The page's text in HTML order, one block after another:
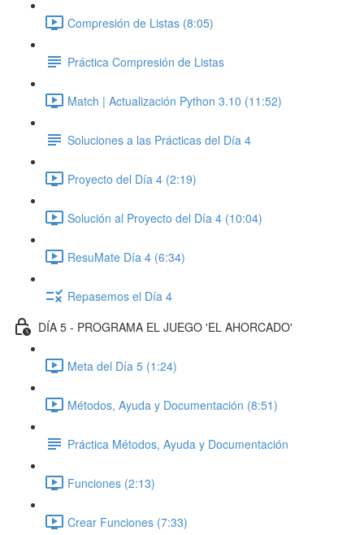
Compresión de Listas (8:05)
Práctica Compresión de Listas
Match | Actualización Python 3.10 (11:52)
Soluciones a las Prácticas del Día 4
Proyecto del Día 4 (2:19)
Solución al Proyecto del Día 4 (10:04)
ResuMate Día 4 (6:34)
Repasemos el Día 4
DÍA 5 - PROGRAMA EL JUEGO 'EL AHORCADO'
Meta del Día 5 (1:24)
Métodos, Ayuda y Documentación (8:51)
Práctica Métodos, Ayuda y Documentación
Funciones (2:13)
Crear Funciones (7:33)